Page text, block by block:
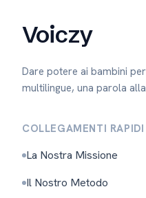
Voiczy
Dare potere ai bambini
multilingue, una parola
COLLEGAMENTI RAPIDI
La Nostra Missione
Il Nostro Metodo